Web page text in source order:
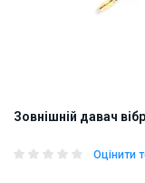
Зовнішній давач
Оцінити